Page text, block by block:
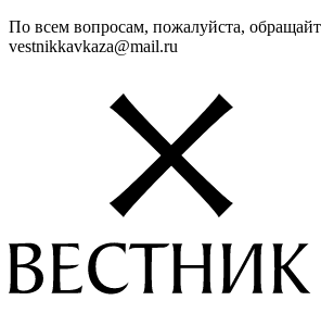
По всем вопросам, пожалуйста,
vestnikkavkaza@mail.ru